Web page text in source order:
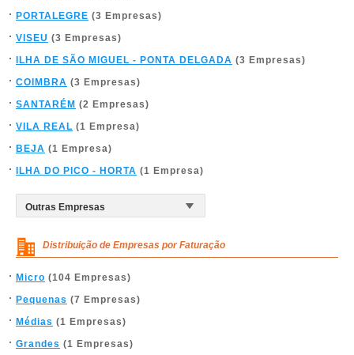
PORTALEGRE (3 Empresas)
VISEU (3 Empresas)
ILHA DE SÃO MIGUEL - PONTA DELGADA (3 Empresas)
COIMBRA (3 Empresas)
SANTARÉM (2 Empresas)
VILA REAL (1 Empresa)
BEJA (1 Empresa)
ILHA DO PICO - HORTA (1 Empresa)
Distribuição de Empresas por Faturação
Micro (104 Empresas)
Pequenas (7 Empresas)
Médias (1 Empresas)
Grandes (1 Empresas)